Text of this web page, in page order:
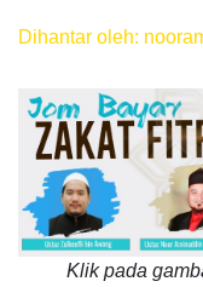
Dihantar oleh:
Klik pada